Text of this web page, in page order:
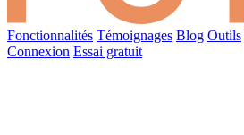
Fonctionnalités Témoignages Blog Outils
Connexion Essai gratuit